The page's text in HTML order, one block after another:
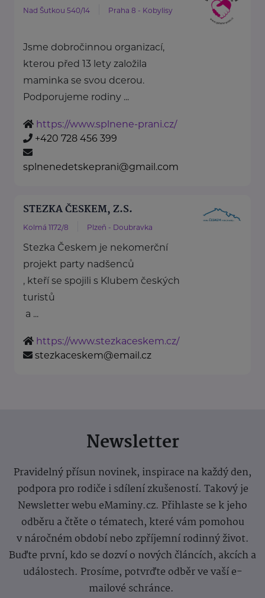
Nad Šutkou 540/14 Praha 8 - Kobylisy
Jsme dobročinnou organizací,
kterou před 13 lety založila
maminka se svou dcerou.
Podporujeme rodiny ...
https://www.splnene-prani.cz/
+420 728 456 399
splnenedetskeprani@gmail.com
STEZKA ČESKEM, Z.S.
Kolmá 1172/8 Plzeň - Doubravka
Stezka Českem je nekomerční
projekt party nadšenců
, kteří se spojili s Klubem českých
turistů
a ...
https://www.stezkaceskem.cz/
stezkaceskem@email.cz
Newsletter
Pravidelný přísun novinek, inspirace na každý den,
podpora pro rodiče i sdílení zkušeností. Takový je
Newsletter webu eMaminy.cz. Přihlaste se k jeho
odběru a čtěte o tématech, které vám pomohou
v náročném období nebo zpříjemní rodinný život.
Buďte první, kdo se dozví o nových článcích, akcích a
událostech. Prosíme, potvrďte odběr ve vaší e-
mailové schránce.